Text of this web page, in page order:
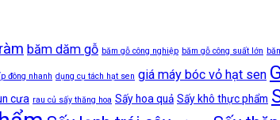
băm dăm gỗ băm gỗ công nghiệp băm gỗ công suất lớn
đông nhanh dụng cụ tách hạt sen giá máy bóc vỏ hạt sen
cưa rau củ sấy thăng hoa Sấy hoa quả Sấy khô thực phẩm